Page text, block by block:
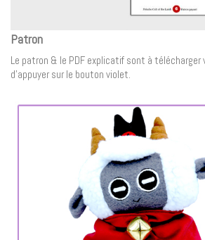
Patron
Le patron & le PDF explicatif sont à
d’appuyer sur le bouton violet.